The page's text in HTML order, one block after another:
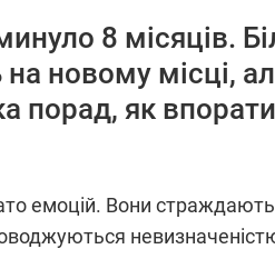
8 місяців.
новому місці,
порад, як
емоцій. Вони